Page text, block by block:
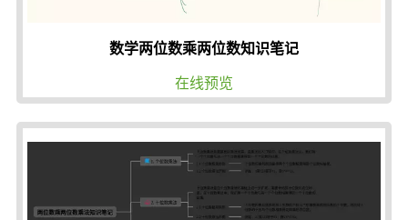
数学两位数乘两位数知识笔记
在线预览